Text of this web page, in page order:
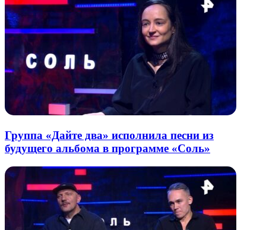
Группа «Дайте два» исполнила песни из
будущего альбома в программе «Соль»